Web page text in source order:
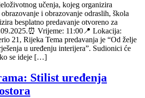
učenja, kojeg organizira
i obrazovanje odraslih, škola
besplatno predavanje otvoreno za
Vrijeme: 11:00📍 Lokacija:
21, Rijeka Tema predavanja je “Od želje
u uređenju interijera”. Sudionici će
se ideje […]
Stilist uređenja